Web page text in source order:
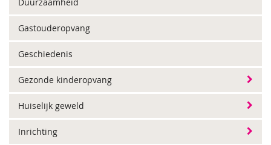
Gastouderopvang
Geschiedenis
Gezonde kinderopvang
Huiselijk geweld
Inrichting